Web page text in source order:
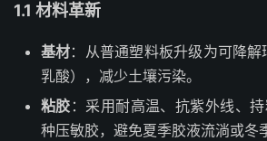
1.1 材料革新
基材：从普通塑料板升级为可降
乳酸），减少土壤污染。
粘胶 ：采用耐高温、抗紫外线、
种压敏胶，避免夏季胶液流淌或冬